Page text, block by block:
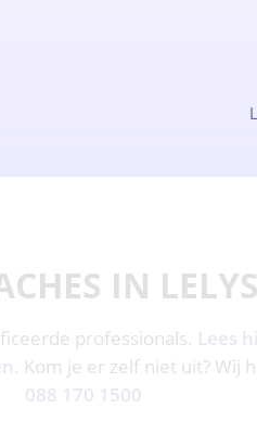
IN
professionals. Lees
Kom je er zelf niet uit? Wij
088 170 1500